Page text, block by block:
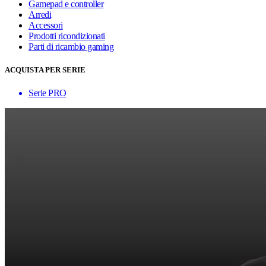
Gamepad e controller
Arredi
Accessori
Prodotti ricondizionati
Parti di ricambio gaming
ACQUISTA PER SERIE
Serie PRO